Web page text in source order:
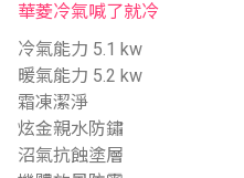
華菱冷氣喊了就冷
冷氣能力 5.1 kw
暖氣能力 5.2 kw
霜凍潔淨
炫金親水防鏽
沼氣抗蝕塗層